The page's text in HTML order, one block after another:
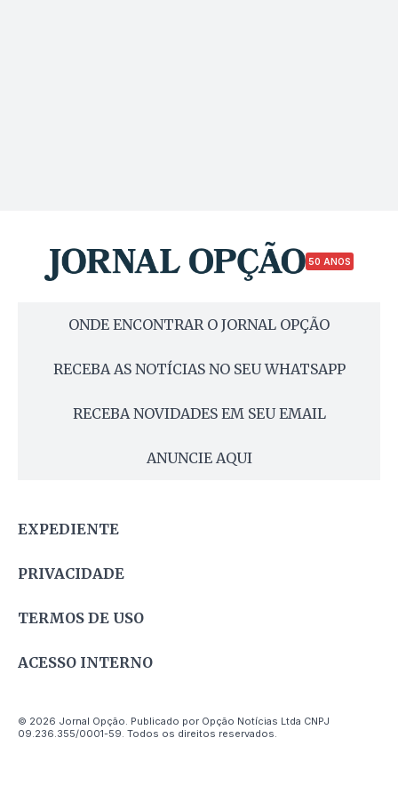
50 ANOS
ONDE ENCONTRAR O JORNAL OPÇÃO
RECEBA AS NOTÍCIAS NO SEU WHATSAPP
RECEBA NOVIDADES EM SEU EMAIL
ANUNCIE AQUI
EXPEDIENTE
PRIVACIDADE
TERMOS DE USO
ACESSO INTERNO
© 2026 Jornal Opção. Publicado por Opção Notícias Ltda CNPJ
09.236.355/0001-59. Todos os direitos reservados.